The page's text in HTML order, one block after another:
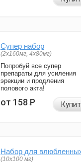
Супер набор
(2х160мг, 4х80мг)
Попробуй все супер
препараты для усиления
эрекции и продления
полового акта!
от 158Р
Набор для
(10х100 мг)